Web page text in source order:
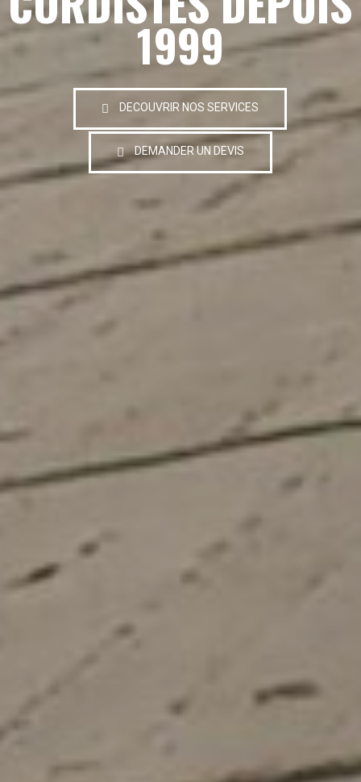
1999
DECOUVRIR NOS SERVICES
DEMANDER UN DEVIS